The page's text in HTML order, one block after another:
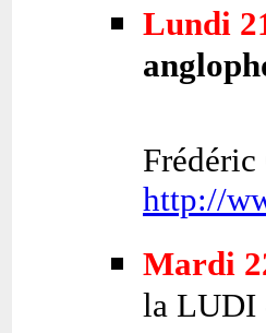
Lundi
Frédéric
http://
Mardi
la LUDI